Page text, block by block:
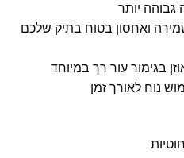
גבוהה יותר
ואחסון בטוח בתיק שלכם
בגימור עור רך במיוחד
נוח לאורך זמן